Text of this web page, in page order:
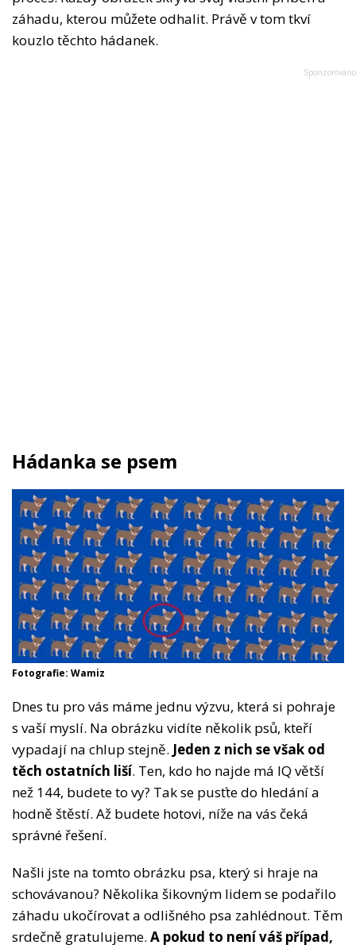
záhadu, kterou můžete odhalit. Právě v tom tkví
kouzlo těchto hádanek.
Hádanka se psem
Fotografie: Wamiz
Dnes tu pro vás máme jednu výzvu, která si pohraje
s vaší myslí. Na obrázku vidíte několik psů, kteří
vypadají na chlup stejně. Jeden z nich se však od
těch ostatních liší. Ten, kdo ho najde má IQ větší
než 144, budete to vy? Tak se pusťte do hledání a
hodně štěstí. Až budete hotovi, níže na vás čeká
správné řešení.
Našli jste na tomto obrázku psa, který si hraje na
schovávanou? Několika šikovným lidem se podařilo
záhadu ukočírovat a odlišného psa zahlédnout. Těm
srdečně gratulujeme. A pokud to není váš případ,